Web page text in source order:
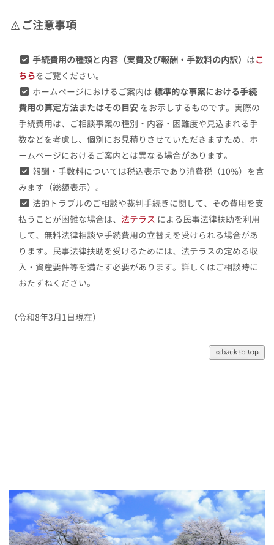
ご注意事項
手続費用の種類と内容（実費及び報酬・手数料の内訳） はこ
ちらをご覧ください。
ホームページにおけるご案内は 標準的な事案における手続
費用の算定方法またはその目安 をお示しするものです。実際の
手続費用は、ご相談事案の種別・内容・困難度や見込まれる手
数などを考慮し、個別にお見積りさせていただきますため、ホ
ームページにおけるご案内とは異なる場合があります。
報酬・手数料については税込表示であり消費税（10%）を含
みます（総額表示）。
法的トラブルのご相談や裁判手続きに関して、その費用を支
払うことが困難な場合は、 法テラス による民事法律扶助を利用
して、無料法律相談や手続費用の立替えを受けられる場合があ
ります。民事法律扶助を受けるためには、法テラスの定める収
入・資産要件等を満たす必要があります。詳しくはご相談時に
おたずねください。
（令和8年3月1日現在）